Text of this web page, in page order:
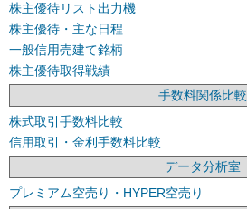
株主優待リスト出力機
株主優待・主な日程
一般信用売建て銘柄
株主優待取得戦績
手数料関係比較
株式取引手数料比較
信用取引・金利手数料比較
データ分析室
プレミアム空売り・HYPER空売り